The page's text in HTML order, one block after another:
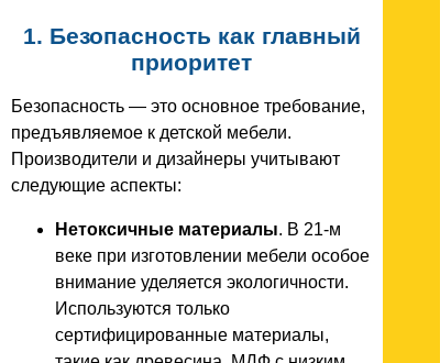
1. Безопасность как главный
приоритет
Безопасность — это основное требование,
предъявляемое к детской мебели.
Производители и дизайнеры учитывают
следующие аспекты:
Нетоксичные материалы. В 21-м
веке при изготовлении мебели особое
внимание уделяется экологичности.
Используются только
сертифицированные материалы,